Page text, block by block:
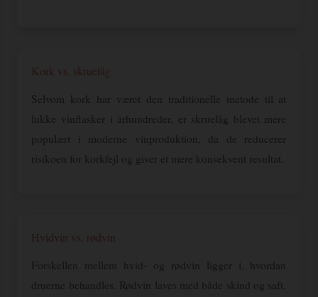
Kork vs. skruelåg
Selvom kork har været den traditionelle metode til at
lukke vinflasker i århundreder, er skruelåg blevet mere
populært i moderne vinproduktion, da de reducerer
risikoen for korkfejl og giver et mere konsekvent resultat.
Hvidvin vs. rødvin
Forskellen mellem hvid- og rødvin ligger i, hvordan
druerne behandles. Rødvin laves med både skind og saft,